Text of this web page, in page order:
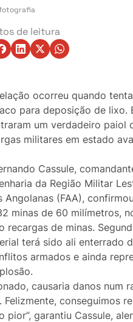
de leitura
ocorreu quando
para deposição de lixo.
um verdadeiro paiol
militares em estado
Cassule,
da Região Militar
Angolanas (FAA),
minas de 60 milímetros,
recargas de minas.
terá sido ali enterrado
armados e ainda
causaria danos num
conseguimos
pior”, garantiu Cassule,